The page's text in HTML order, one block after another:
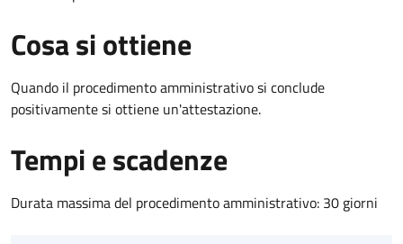
Cosa si ottiene
Quando il procedimento amministrativo si conclude
positivamente si ottiene un'attestazione.
Tempi e scadenze
Durata massima del procedimento amministrativo: 30 giorni